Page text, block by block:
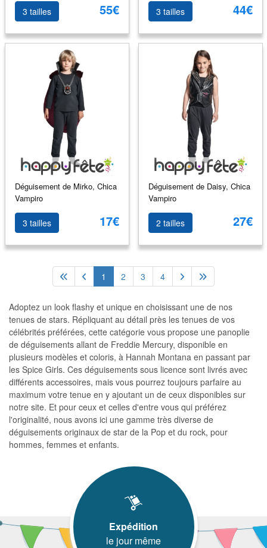
3 tailles 55€ 3 tailles 44€
Déguisement de Mirko, Chica
Vampiro
3 tailles 17€
Déguisement de Daisy, Chica
Vampiro
2 tailles 27€
1 2 3 4
Adoptez un look flashy et unique en choisissant une de nos
tenues de stars. Répliquant au détail près les tenues de vos
célébrités préférées, cette catégorie vous propose une panoplie
de déguisements allant de Freddie Mercury, disponible en
plusieurs modèles et coloris, à Hannah Montana en passant par
les Spice Girls. Ces déguisements sous licence sont livrés avec
différents accessoires, mais vous pourrez toujours parfaire au
maximum votre tenue en y ajoutant un de ceux disponibles sur
notre site. Et pour ceux et celles d'entre vous qui préférez
l'originalité, nous avons ici une gamme très diverse de
déguisements originaux de star de la Pop et du rock, pour
hommes, femmes et enfants.
Expédition
le jour même